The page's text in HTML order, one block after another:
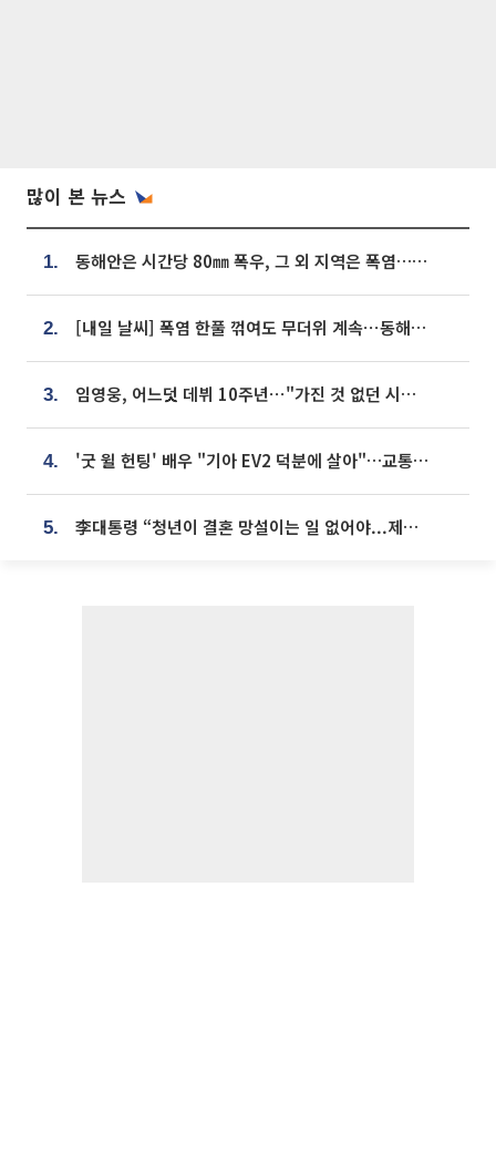
많이 본 뉴스
1. 동해안은 시간당 80㎜ 폭우, 그 외 지역은 폭염…‘극과 극 날씨’
2. [내일 날씨] 폭염 한풀 꺾여도 무더위 계속⋯동해안 이틀 연속 비
3. 임영웅, 어느덧 데뷔 10주년⋯"가진 것 없던 시절, 내 앞엔 20명의 팬뿐"
4. '굿 윌 헌팅' 배우 "기아 EV2 덕분에 살아"…교통사고 후 안전성 극찬
5. 李대통령 “청년이 결혼 망설이는 일 없어야...제도상 불이익 조사”